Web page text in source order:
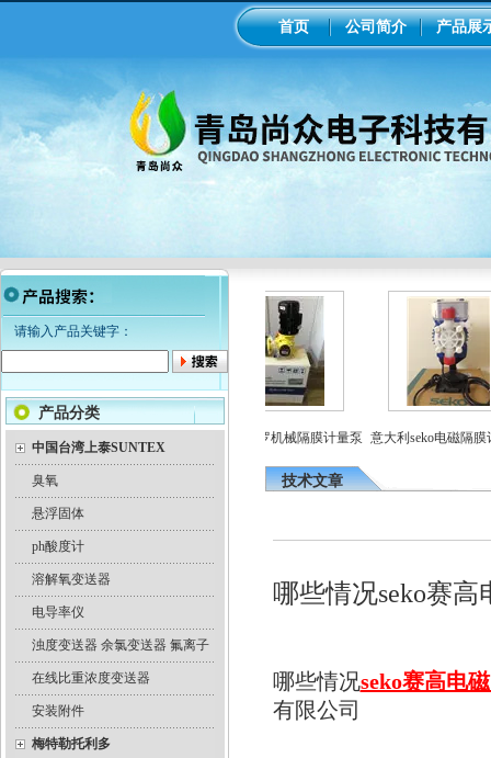
首页 公司简介 产品展
请输入产品关键字：
产品分类
中国台湾上泰SUNTEX
臭氧
悬浮固体
ph酸度计
溶解氧变送器
电导率仪
浊度变送器 余氯变送器 氟离子
在线比重浓度变送器
安装附件
梅特勒托利多
药
工业在线ph/orp计变送器 美国米顿罗机械隔膜计量泵 意大利seko电磁隔膜计
技术文章
哪些情况seko赛
哪些情况seko赛高电
有限公司